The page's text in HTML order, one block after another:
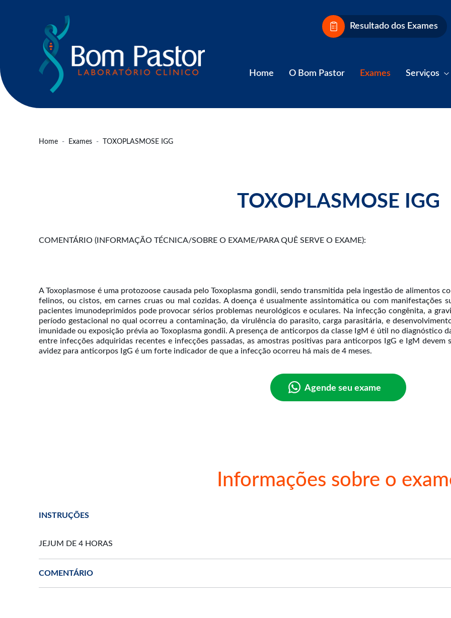
Resultado dos Exames
Home O Bom Pastor Exames Serviços
Home Exames TOXOPLASMOSE IGG
TOXOPLASMOSE IGG
COMENTÁRIO (INFORMAÇÃO TÉCNICA/SOBRE O EXAME/PARA QUÊ SERVE O EXAME):
A Toxoplasmose é uma protozoose causada pelo Toxoplasma gondii, sendo transmitida pela ingestão de alimentos
felinos, ou cistos, em carnes cruas ou mal cozidas. A doença é usualmente assintomática ou com manifestações
pacientes imunodeprimidos pode provocar sérios problemas neurológicos e oculares. Na infecção congênita, a
período gestacional no qual ocorreu a contaminação, da virulência do parasito, carga parasitária, e
imunidade ou exposição prévia ao Toxoplasma gondii. A presença de anticorpos da classe IgM é útil no diagnóstico
entre infecções adquiridas recentes e infecções passadas, as amostras positivas para anticorpos IgG e IgM
Agende seu exame
Informações sobre o
INSTRUÇÕES
COMENTÁRIO